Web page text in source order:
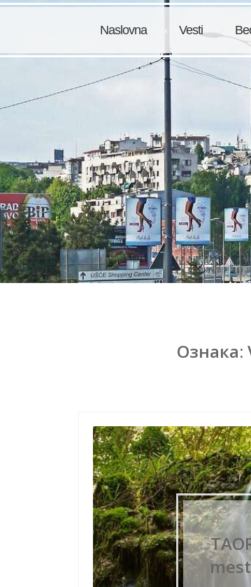
Naslovna Vesti
Ознака: